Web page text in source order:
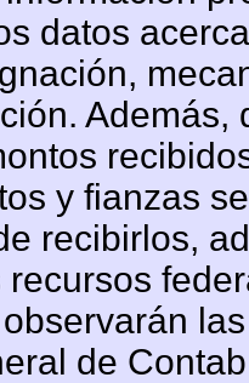
datos
y fianzas
recibirlos,
de